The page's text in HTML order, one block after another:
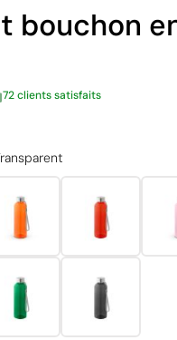
bouchon
72 clients satisfaits